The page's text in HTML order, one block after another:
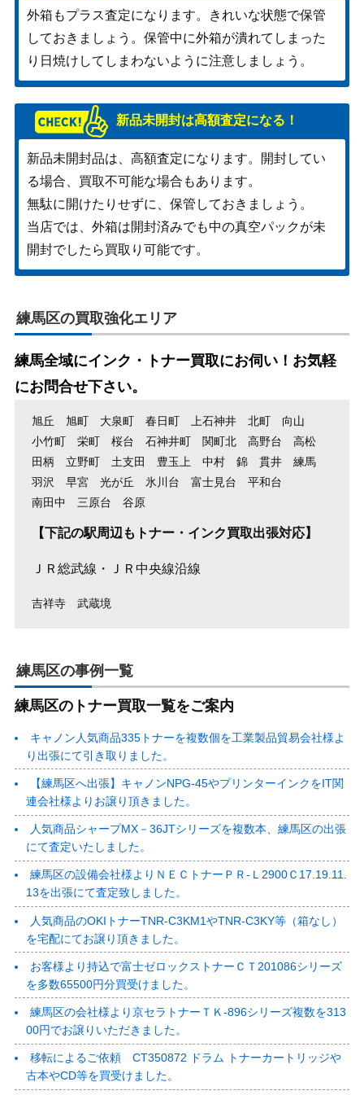
外箱もプラス査定になります。きれいな状態で保管
しておきましょう。保管中に外箱が潰れてしまった
り日焼けしてしまわないように注意しましょう。
新品未開封は高額査定になる！
新品未開封品は、高額査定になります。開封してい
る場合、買取不可能な場合もあります。
無駄に開けたりせずに、保管しておきましょう。
当店では、外箱は開封済みでも中の真空パックが未
開封でしたら買取り可能です。
練馬区の買取強化エリア
練馬全域にインク・トナー買取にお伺い！お気軽
にお問合せ下さい。
旭丘 旭町 大泉町 春日町 上石神井 北町
向山
小竹町
栄町 桜台 石神井町 関町北 高野台
高松
田柄
立野町 土支田 豊玉上 中村 錦 貫井
練馬
羽沢
早宮 光が丘 氷川台 富士見台
平和台
南田中
三原台 谷原
【下記の駅周辺もトナー・インク買取出張対応】
ＪＲ総武線・ＪＲ中央線沿線
吉祥寺 武蔵境
練馬区の事例一覧
練馬区のトナー買取一覧をご案内
キャノン人気商品335トナーを複数個を工業製品貿易会社様よ
り出張にて引き取りました。
【練馬区へ出張】キャノンNPG-45やプリンターインクをIT関
連会社様よりお譲り頂きました。
人気商品シャープMX－36JTシリーズを複数本、練馬区の出張
にて査定いたしました。
練馬区の設備会社様よりＮＥＣトナーＰＲ-Ｌ2900Ｃ17.19.11.
13を出張にて査定致しました。
人気商品のOKIトナーTNR-C3KM1やTNR-C3KY等（箱なし）
を宅配にてお譲り頂きました。
お客様より持込で富士ゼロックストナーＣＴ201086シリーズ
を多数65500円分買受けました。
練馬区の会社様より京セラトナーＴＫ-896シリーズ複数を313
00円でお譲りいただきました。
移転によるご依頼 CT350872 ドラム トナーカートリッジや
古本やCD等を買受けました。